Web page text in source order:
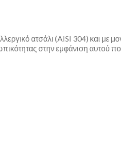
ατσάλι (AISI 304) και με
στην εμφάνιση αυτού